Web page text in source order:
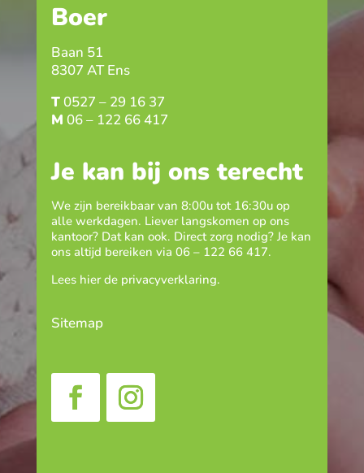
Boer
Baan 51
8307 AT Ens
T 0527 – 29 16 37
M 06 – 122 66 417
Je kan bij ons terecht
We zijn bereikbaar van 8:00u tot 16:30u op
alle werkdagen. Liever langskomen op ons
kantoor? Dat kan ook. Direct zorg nodig? Je kan
ons altijd bereiken via 06 – 122 66 417.
Lees hier de privacyverklaring.
Sitemap